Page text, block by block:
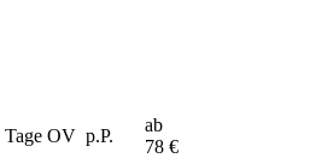
Tage OV p.P.
ab
78 €